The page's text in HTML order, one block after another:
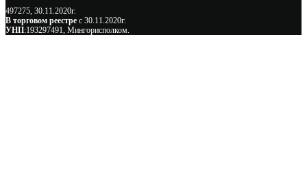
497275, 30.11.2020г.
В торговом реестре с 30.11.2020г.
УНП:193297491, Мингорисполком.